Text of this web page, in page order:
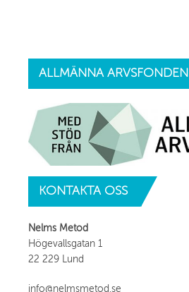
ALLMÄNNA ARVSFONDEN
KONTAKTAOSS
Nelms Metod
Högevallsgatan 1
22 229 Lund
info@nelmsmetod.se